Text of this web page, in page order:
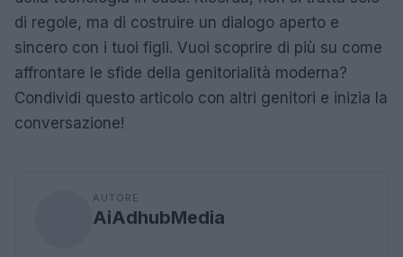
di regole, ma di costruire un dialogo aperto e
sincero con i tuoi figli. Vuoi scoprire di più su come
affrontare le sfide della genitorialità moderna?
Condividi questo articolo con altri genitori e inizia la
conversazione!
AUTORE
AiAdhubMedia